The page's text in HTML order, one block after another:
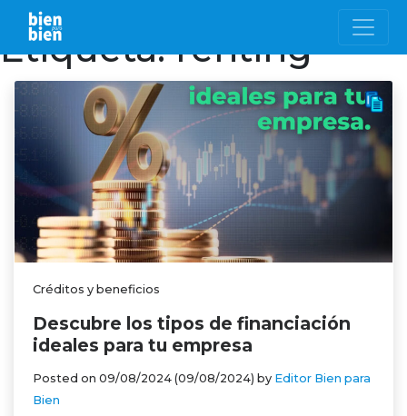
Etiqueta:renting
Créditos y beneficios
Descubre los tipos de financiación
ideales para tu empresa
Posted on 09/08/2024 (09/08/2024) by Editor Bien para
Bien